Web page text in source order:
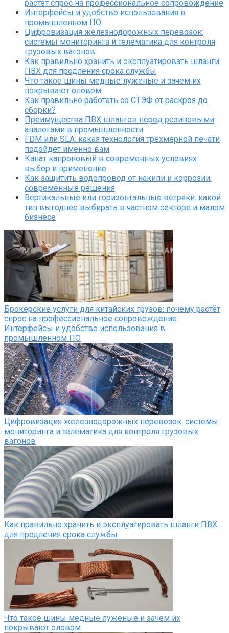
растёт спрос на профессиональное сопровождение
Интерфейсы и удобство использования в
промышленном ПО
Цифровизация железнодорожных перевозок:
системы мониторинга и телематика для контроля
грузовых вагонов
Как правильно хранить и эксплуатировать шланги
ПВХ для продления срока службы
Что такое шины медные луженые и зачем их
покрывают оловом
Как правильно работать со СТЭФ от раскроя до
сборки?
Преимущества ПВХ шлангов перед резиновыми
аналогами в промышленности
FDM или SLA: какая технология трёхмерной печати
подойдёт именно вам
Канат капроновый в современных условиях:
выбор и применение
Как защитить водопровод от накипи и коррозии:
современные решения
Вертикальные или горизонтальные ветряки: какой
тип выгоднее выбирать в частном секторе и малом
бизнесе
Брокерские услуги для китайских грузов: почему растёт
спрос на профессиональное сопровождение
Интерфейсы и удобство использования в
промышленном ПО
Цифровизация железнодорожных перевозок: системы
мониторинга и телематика для контроля грузовых
вагонов
Как правильно хранить и эксплуатировать шланги ПВХ
для продления срока службы
Что такое шины медные луженые и зачем их
покрывают оловом